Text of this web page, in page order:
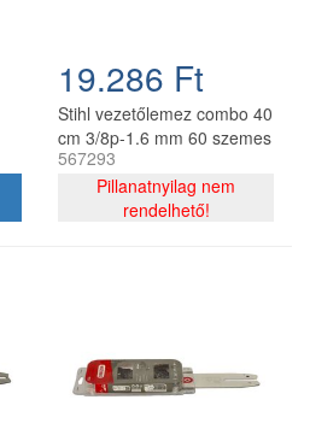
19.286 Ft
Stihl vezetőlemez combo 40
cm 3/8p-1.6 mm 60 szemes
lánccal, Oregon
75DPX060E, 2 db lánc
567293
Pillanatnyilag nem
rendelhető!